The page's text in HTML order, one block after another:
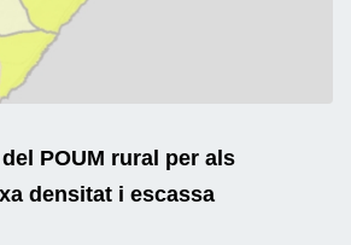
POUM rural per als
densitat i escassa